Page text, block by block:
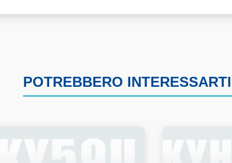
POTREBBERO